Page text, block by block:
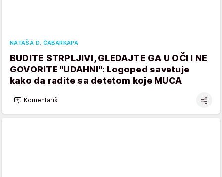
NATAŠA D. ČABARKAPA
BUDITE STRPLJIVI, GLEDAJTE GA U OČI I NE
GOVORITE "UDAHNI": Logoped savetuje
kako da radite sa detetom koje MUCA
Komentariši